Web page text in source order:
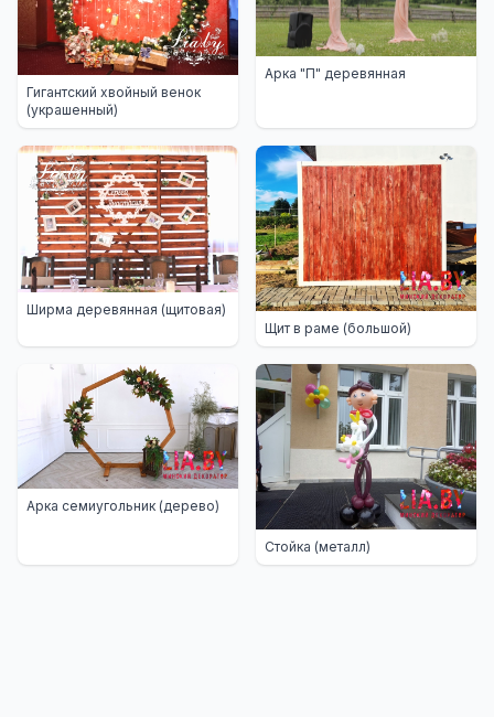
Гигантский хвойный венок
(украшенный)
Арка "П" деревянная
Ширма деревянная (щитовая)
Щит в раме (большой)
Арка семиугольник (дерево)
Стойка (металл)